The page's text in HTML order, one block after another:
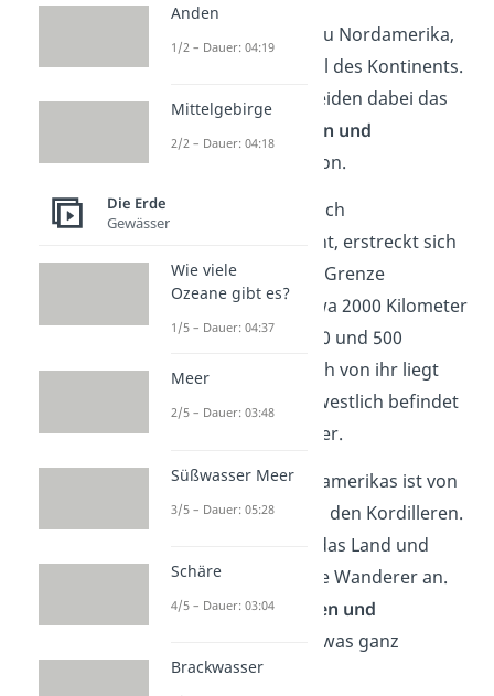
Mittelamerika gehört zu Nordamerika,
es ist der südlichste Teil des Kontinents.
Geographen unterscheiden dabei das
Inseln und
Inselgruppen
der Region.
DieFestlandbrücke
, auch
Zentralamerika genannt, erstreckt sich
von Südmexiko bis zur Grenze
Kolumbiens und ist etwa 2000 Kilometer
lang. Sie ist zwischen 60 und 500
Kilometern breit. Östlich von ihr liegt
der Pazifische Ozean, westlich befindet
sich das Karibische Meer.
Die Oberfläche Zentralamerikas ist von
Gebirgszügen geprägt, den Kordilleren.
Sie erheben sich über das Land und
locken im Sommer viele Wanderer an.
Mit ihren vielenLagunen und
sind sie etwas ganz
Besonderes.
Anden
1/2 – Dauer: 04:19
Mittelgebirge
2/2 – Dauer: 04:18
Die Erde
Gewässer
Wie viele
Ozeane gibt es?
1/5 – Dauer: 04:37
Meer
2/5 – Dauer: 03:48
Süßwasser Meer
3/5 – Dauer: 05:28
Schäre
4/5 – Dauer: 03:04
Brackwasser